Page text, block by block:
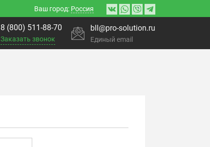
Ваш город: Россия
8 (800) 511-88-70
Заказать звонок
bll@pro-solution.ru
Единый email